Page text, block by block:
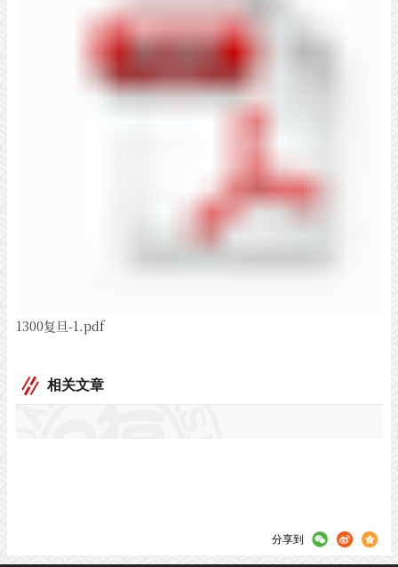
1300复旦-1.pdf
相关文章
分享到